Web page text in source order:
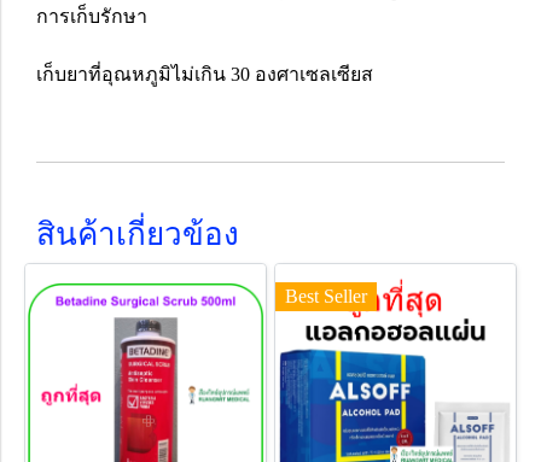
การเก็บรักษา
เก็บยาที่อุณหภูมิไม่เกิน 30 องศาเซลเซียส
สินค้าเกี่ยวข้อง
Best Seller